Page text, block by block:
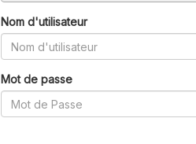
Nom d'utilisateur
Mot de passe